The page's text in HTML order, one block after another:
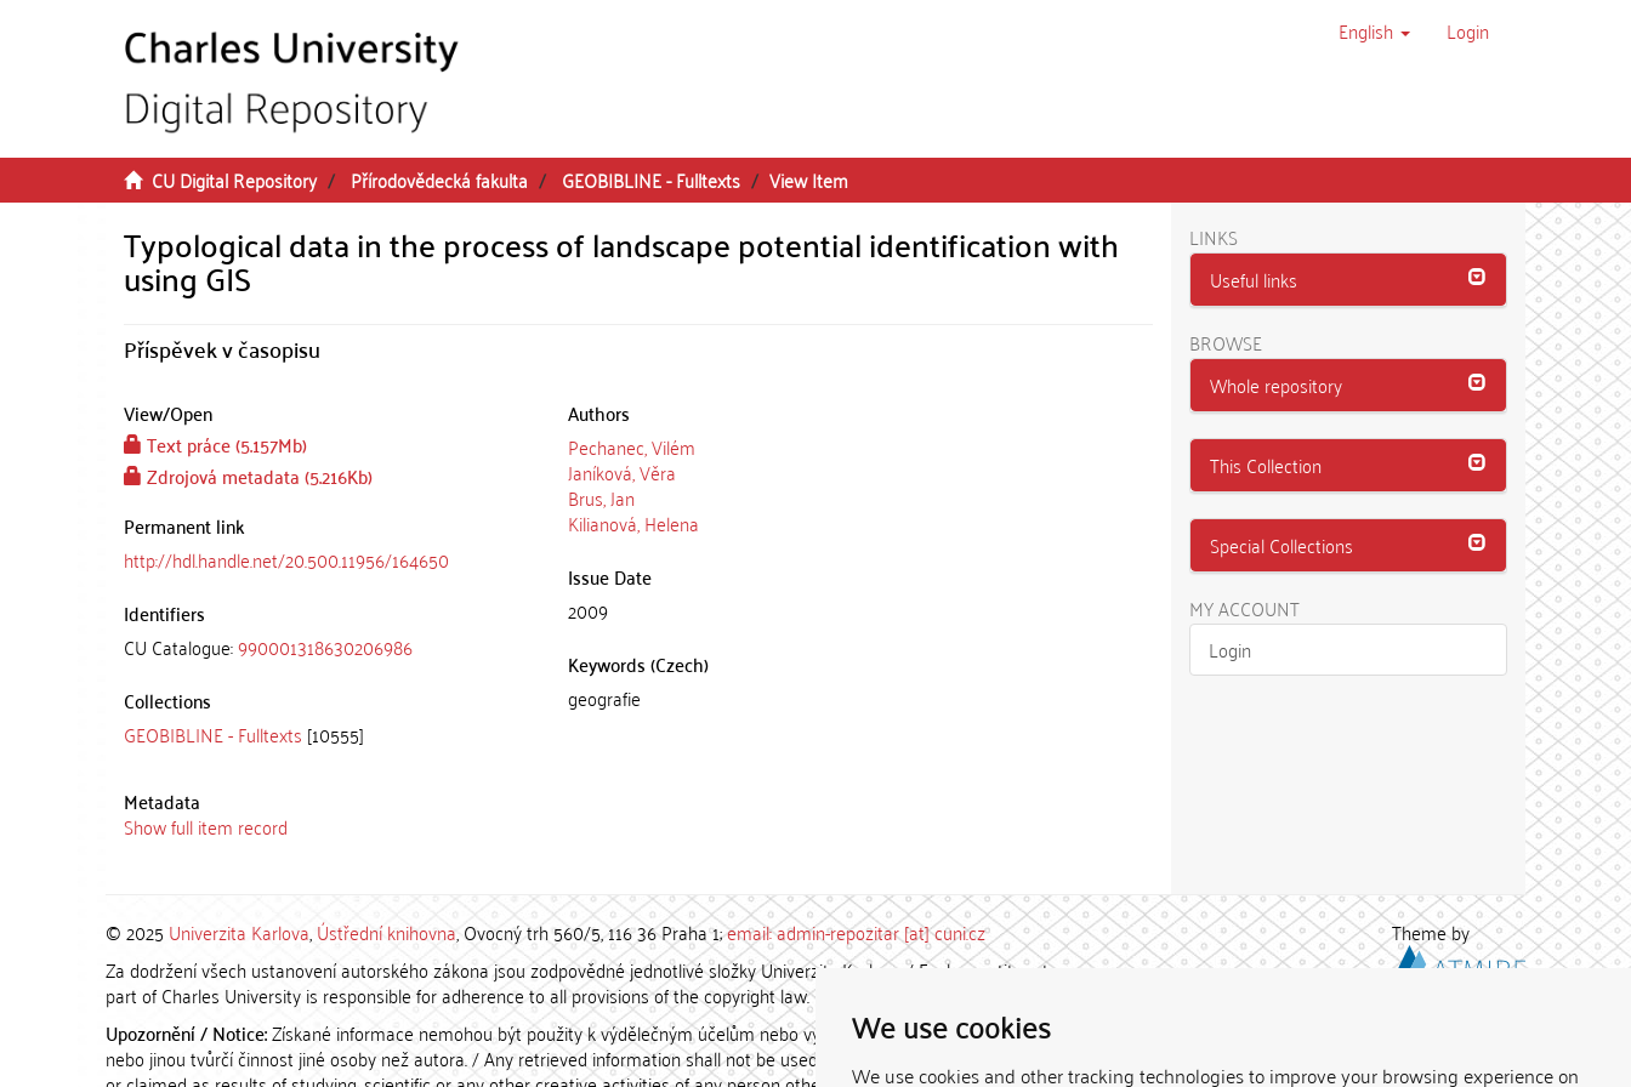
We use cookies
We use cookies and other tracking technologies to improve your browsing experience on
English Login
CU Digital Repository Přírodovědecká fakulta GEOBIBLINE - Fulltexts View Item
Typological data in the process of landscape potential identification with
using GIS
Příspěvek v časopisu
View/Open
Text práce (5.157Mb)
Zdrojová metadata (5.216Kb)
Permanent link
http://hdl.handle.net/20.500.11956/164650
Identifiers
CU Catalogue:990001318630206986
Collections
GEOBIBLINE - Fulltexts [10555]
Authors
Pechanec, Vilém
Janíková, Věra
Brus, Jan
Kilianová, Helena
Issue Date
2009
Keywords (Czech)
geografie
Metadata
Show full item record
LINKS
Useful links
BROWSE
Whole repository
This Collection
Special Collections
MY ACCOUNT
Login
© 2025 Univerzita Karlova,Ústřední knihovna, Ovocný trh 560/5, 116 36 Praha 1;email: admin-repozitar [at] cuni.cz
Za dodržení všech ustanovení autorského zákona jsou zodpovědné jednotlivé složky Univerzity Karlovy. / Each constituent
part of Charles University is responsible for adherence to all provisions of the copyright law.
Upozornění / Notice:Získané informace nemohou být použity k výdělečným účelům nebo vydávány za studijní, vědeckou
nebo jinou tvůrčí činnost jiné osoby než autora. / Any retrieved information shall not be used for any commercial purposes
Theme by